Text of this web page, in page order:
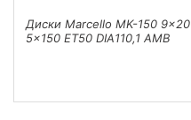
Диски Marcello MK-150 9x20
5x150 ET50 DIA110,1 AMB